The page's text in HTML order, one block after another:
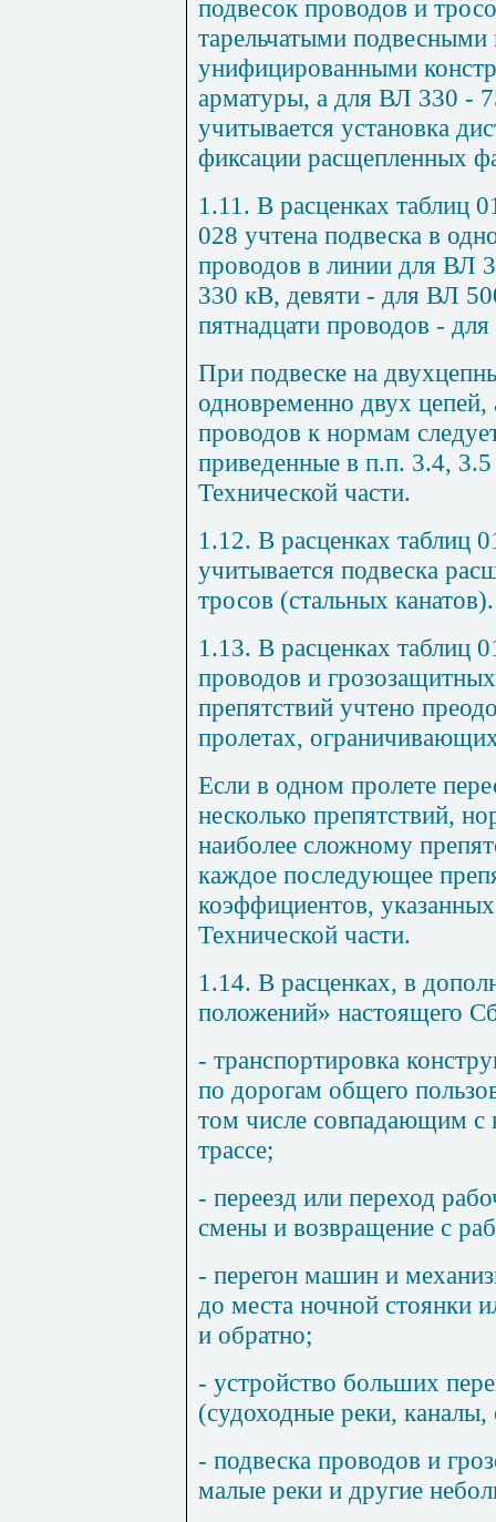
подвесок проводов и
тарельчатыми подвесными
унифицированными
арматуры, а для ВЛ 330 -
учитывается установка
фиксации расщепленных
1.11. В расценках таблиц
028 учтена подвеска в
проводов в линии для ВЛ
330 кВ, девяти - для ВЛ
пятнадцати проводов -
При подвеске на
одновременно двух
проводов к нормам
приведенные в п.п. 3.4,
Технической части.
1.12. В расценках таблиц
учитывается подвеска
тросов (стальных канатов).
1.13. В расценках таблиц
проводов и
препятствий учтено
пролетах,
Если в одном пролете
несколько препятствий,
наиболее сложному
каждое последующее
коэффициентов,
Технической части.
1.14. В расценках, в
положений» настоящего
- транспортировка
по дорогам общего
том числе совпадающим с
трассе;
- переезд или переход
смены и возвращение с
- перегон машин и
до места ночной стоянки
и обратно;
- устройство больших
(судоходные реки,
- подвеска проводов и
малые реки и другие